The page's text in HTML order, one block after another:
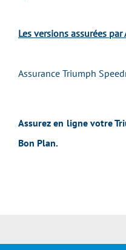
Les versions assurées
Assurance Triumph
Assurez en ligne votre
Bon Plan.